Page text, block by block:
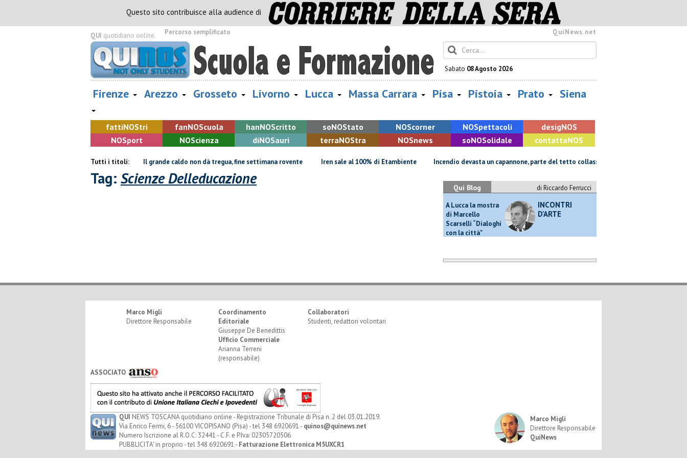
Questo sito contribuisce alla audience di
QUI quotidiano online. Percorso semplificato QuiNews.net
Sabato 08 Agosto 2026
Firenze Arezzo Grosseto Livorno Lucca Massa Carrara Pisa Pistoia Prato Siena
fattiNOStri fanNOScuola hanNOScritto soNOStato NOScorner NOSpettacoli desigNOS
NOSport NOScienza diNOSauri terraNOStra NOSnews soNOSolidale contattaNOS
Tutti i titoli:
un capannone, parte del tetto collassa Il grande caldo non dà tregua, fine settimana rovente Iren sale al 100% di Etambiente Incendio devasta un capannone, parte del tetto collassa
Tag: Scienze Delleducazione Qui Blog
di Riccardo Ferrucci
A Lucca la mostra
di Marcello
Scarselli “Dialoghi
con la città"
INCONTRI
D'ARTE
Marco Migli
Direttore Responsabile
Coordinamento
Editoriale
Giuseppe De Benedittis
Ufficio Commerciale
Arianna Terreni
(responsabile)
Collaboratori
Studenti, redattori volontari
ASSOCIATO
QUI NEWS TOSCANA quotidiano online - Registrazione Tribunale di Pisa n. 2 del 03.01.2019.
Via Enrico Fermi, 6 - 56100 VICOPISANO (Pisa) - tel 348 6920691 - quinos@quinews.net
Numero Iscrizione al R.O.C: 32441 - C.F. e P.Iva: 02305720506
PUBBLICITA' in proprio - tel 348 6920691 - Fatturazione Elettronica M5UXCR1
Marco Migli
Direttore Responsabile
QuiNews